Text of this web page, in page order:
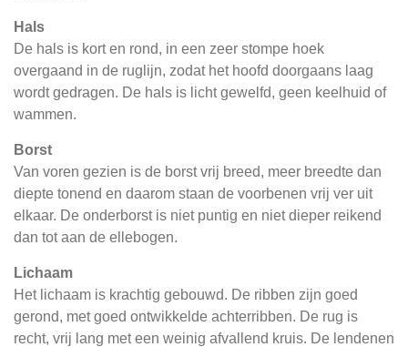
Hals
De hals is kort en rond, in een zeer stompe hoek
overgaand in de ruglijn, zodat het hoofd doorgaans laag
wordt gedragen. De hals is licht gewelfd, geen keelhuid of
wammen.
Borst
Van voren gezien is de borst vrij breed, meer breedte dan
diepte tonend en daarom staan de voorbenen vrij ver uit
elkaar. De onderborst is niet puntig en niet dieper reikend
dan tot aan de ellebogen.
Lichaam
Het lichaam is krachtig gebouwd. De ribben zijn goed
gerond, met goed ontwikkelde achterribben. De rug is
recht, vrij lang met een weinig afvallend kruis. De lendenen